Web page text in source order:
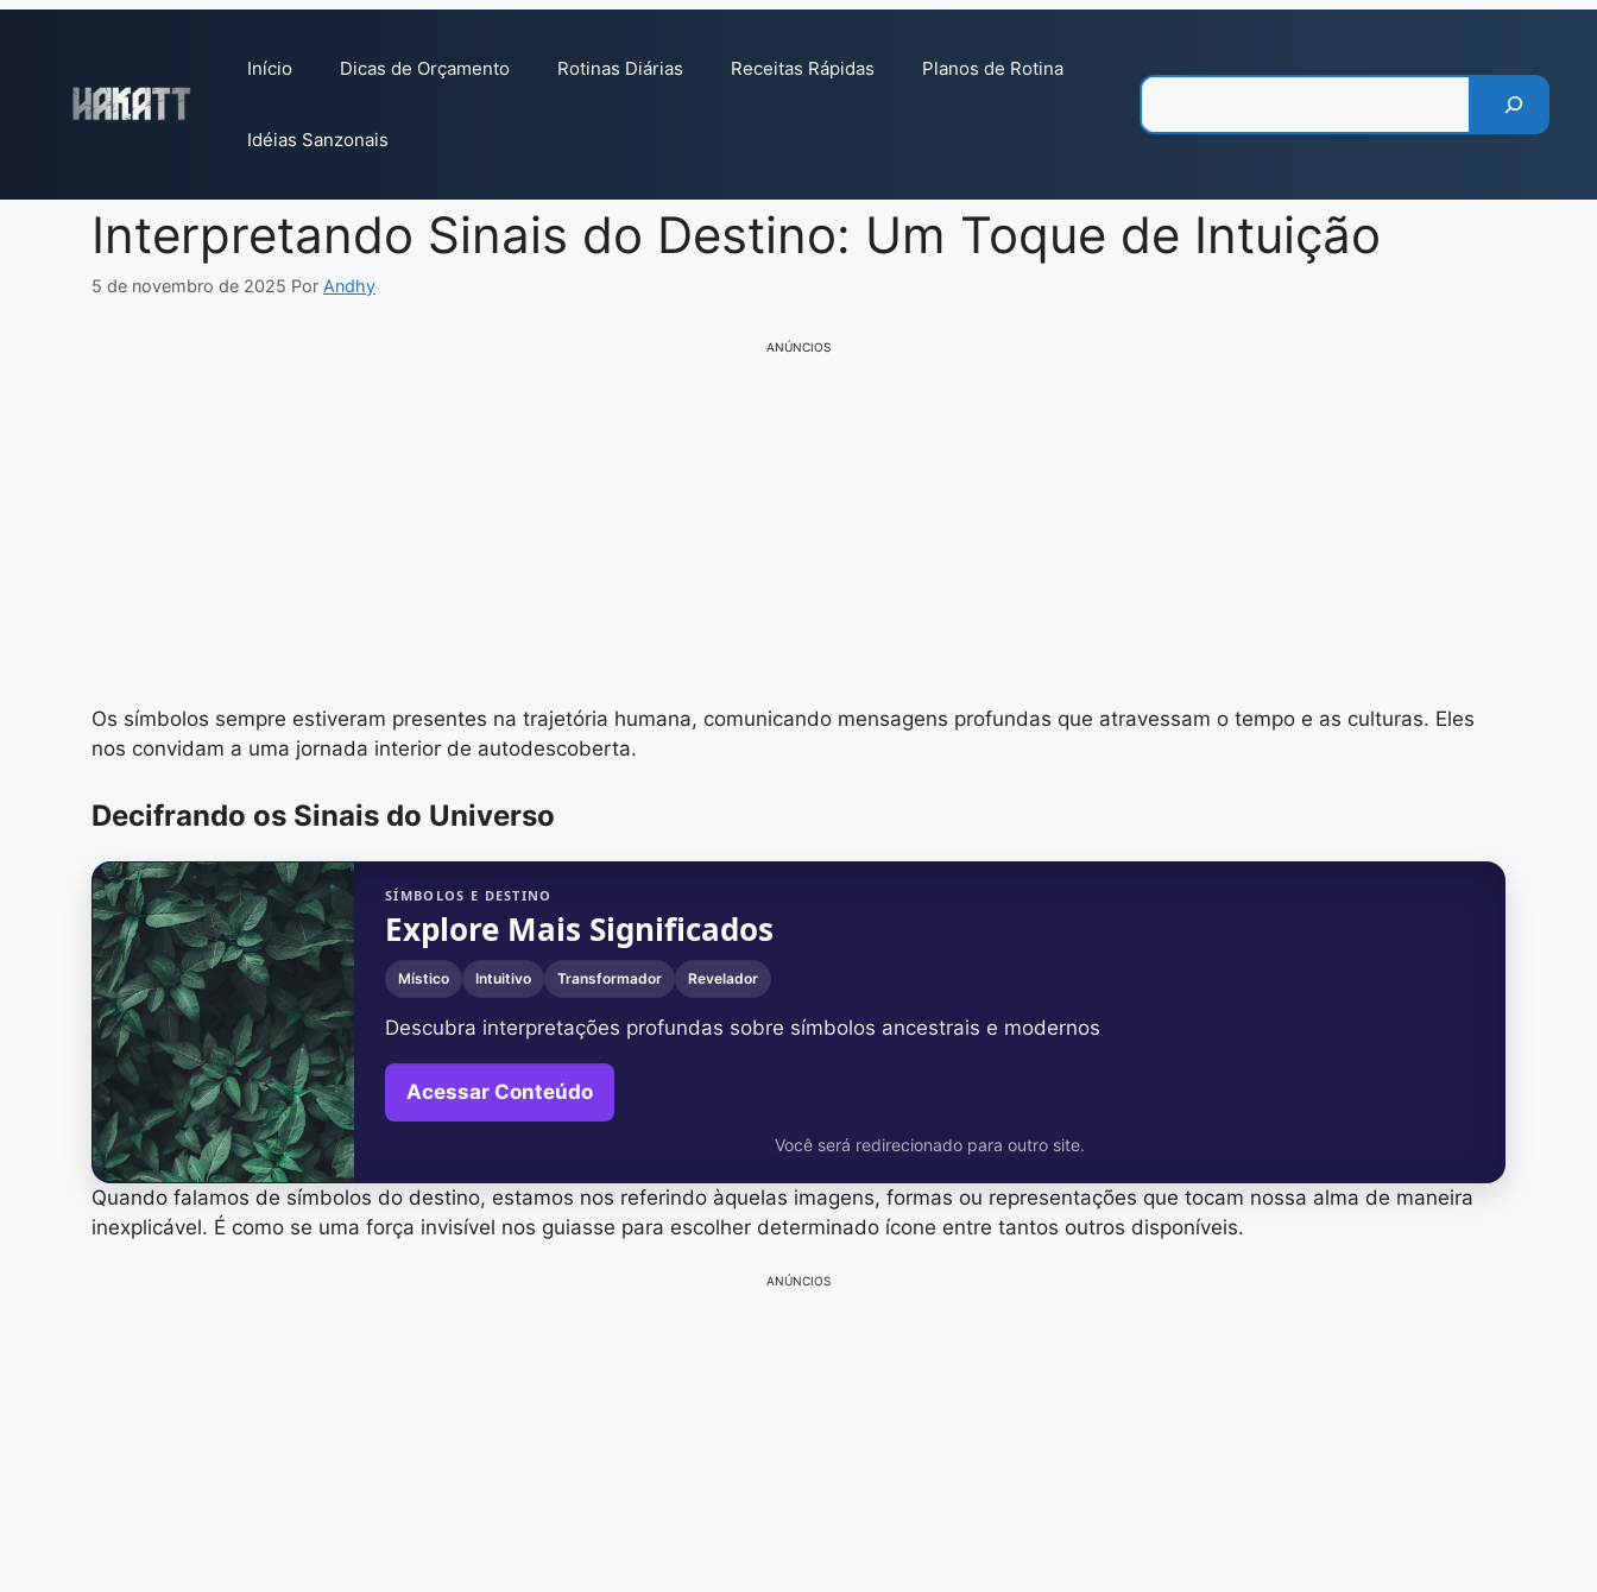
conteúdo
Início Dicas de Orçamento Rotinas Diárias Receitas Rápidas Planos de Rotina
Idéias Sanzonais
Interpretando Sinais do Destino: Um Toque de Intuição
5 de novembro de 2025 Por Andhy
ANÚNCIOS
Os símbolos sempre estiveram presentes na trajetória humana, comunicando mensagens profundas que atravessam o tempo e as culturas. Eles
nos convidam a uma jornada interior de autodescoberta.
Decifrando os Sinais do Universo
SÍMBOLOS E DESTINO
Explore Mais Significados
Místico Intuitivo Transformador Revelador
Descubra interpretações profundas sobre símbolos ancestrais e modernos
Acessar Conteúdo
Você será redirecionado para outro site.
Quando falamos de símbolos do destino, estamos nos referindo àquelas imagens, formas ou representações que tocam nossa alma de maneira
inexplicável. É como se uma força invisível nos guiasse para escolher determinado ícone entre tantos outros disponíveis.
ANÚNCIOS